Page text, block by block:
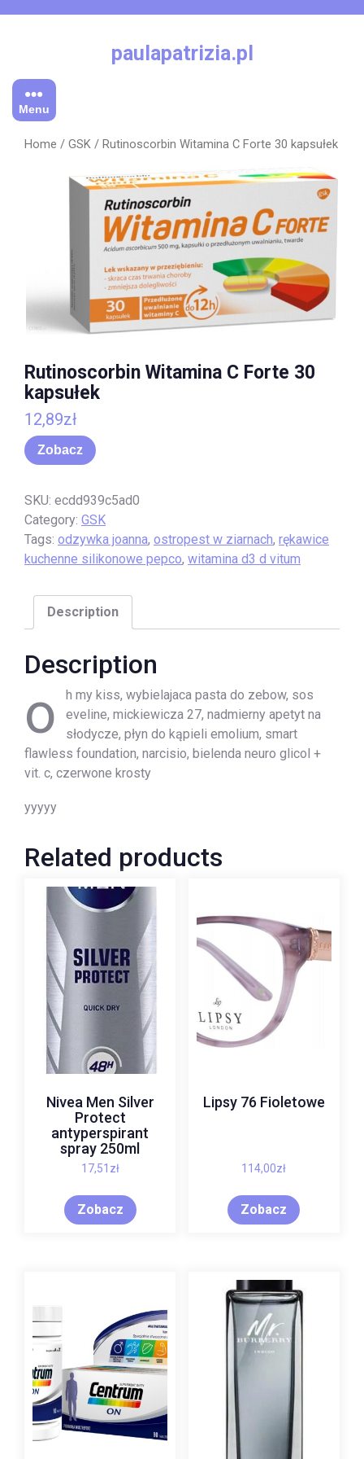
paulapatrizia.pl
Menu
Home / GSK / Rutinoscorbin Witamina C Forte 30 kapsułek
Rutinoscorbin Witamina C Forte 30
kapsułek
12,89zł
Zobacz
SKU: ecdd939c5ad0
Category: GSK
Tags: odzywka joanna, ostropest w ziarnach, rękawice
kuchenne silikonowe pepco, witamina d3 d vitum
Description
Description
o
h my kiss, wybielajaca pasta do zebow, sos
eveline, mickiewicza 27, nadmierny apetyt na
słodycze, płyn do kąpieli emolium, smart
flawless foundation, narcisio, bielenda neuro glicol +
vit. c, czerwone krosty
yyyyy
Related products
Nivea Men Silver
Protect
antyperspirant
spray 250ml
17,51 zł
Zobacz
Lipsy 76 Fioletowe
114,00zł
Zobacz